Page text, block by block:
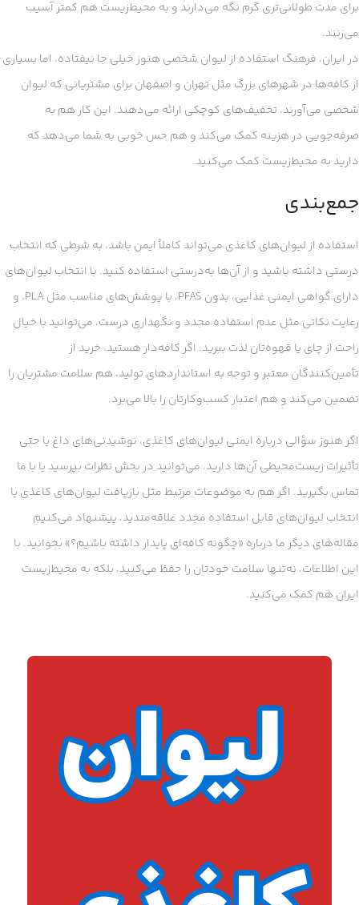
برای مدت طولانی‌تری گرم نگه می‌دارند و به محیط‌زیست هم کمتر آسیب
می‌زنند.
در ایران، فرهنگ استفاده از لیوان شخصی هنوز خیلی جا نیفتاده، اما بسیاری
از کافه‌ها در شهرهای بزرگ مثل تهران و اصفهان برای مشتریانی که لیوان
شخصی می‌آورند، تخفیف‌های کوچکی ارائه می‌دهند. این کار هم به
صرفه‌جویی در هزینه کمک می‌کند و هم حس خوبی به شما می‌دهد که
دارید به محیط‌زیست کمک می‌کنید.
جمع‌بندی
استفاده از لیوان‌های کاغذی می‌تواند کاملاً ایمن باشد، به شرطی که انتخاب
درستی داشته باشید و از آن‌ها به‌درستی استفاده کنید. با انتخاب لیوان‌های
دارای گواهی ایمنی غذایی، بدون PFAS، با پوشش‌های مناسب مثل PLA، و
رعایت نکاتی مثل عدم استفاده مجدد و نگهداری درست، می‌توانید با خیال
راحت از چای یا قهوه‌تان لذت ببرید. اگر کافه‌دار هستید، خرید از
تأمین‌کنندگان معتبر و توجه به استانداردهای تولید، هم سلامت مشتریان را
تضمین می‌کند و هم اعتبار کسب‌وکارتان را بالا می‌برد.
اگر هنوز سؤالی درباره ایمنی لیوان‌های کاغذی، نوشیدنی‌های داغ یا حتی
تأثیرات زیست‌محیطی آن‌ها دارید، می‌توانید در بخش نظرات بپرسید یا با ما
تماس بگیرید. اگر هم به موضوعات مرتبط مثل بازیافت لیوان‌های کاغذی یا
انتخاب لیوان‌های قابل استفاده مجدد علاقه‌مندید، پیشنهاد می‌کنیم
مقاله‌های دیگر ما درباره «چگونه کافه‌ای پایدار داشته باشیم؟» بخوانید. با
این اطلاعات، نه‌تنها سلامت خودتان را حفظ می‌کنید، بلکه به محیط‌زیست
ایران هم کمک می‌کنید.